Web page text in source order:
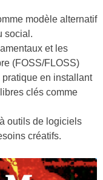
modèle alternatif
social.
et les
(FOSS/FLOSS)
en installant
clés comme
outils de logiciels
créatifs.